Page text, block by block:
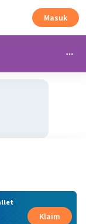
Masuk
Klaim